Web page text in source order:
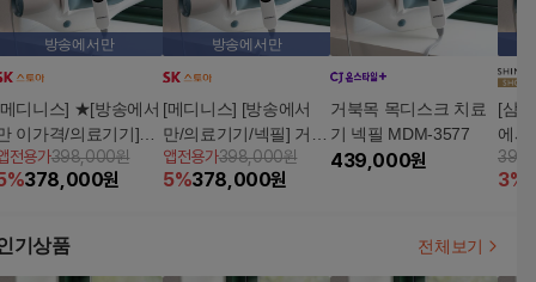
방송에서만
디니스] ★[방송에서
이가격/의료기기]★
북목 및 목디스크 치
기
전용가398,000원
%378,000원
방송에서만
[메디니스] [방송에서
만/의료기기/넥필] 거북
목 및 목디스크 치료기
(디스크,경추,추간판탈
앱전용가398,000원
5%378,000원
거북목 목디스크 치료
기 넥필 MDM-3577
439,000원
[삼
에서
거북
료기
3%
기상품 전체보기